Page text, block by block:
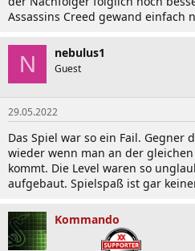
Assassins Creed gewand einfach
N nebulus1
Guest
29.05.2022
Das Spiel war so ein Fail. Gegner
wieder wenn man an der
kommt. Die Level waren so
aufgebaut. Spielspaß ist gar
Kommando